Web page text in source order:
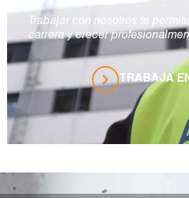
Trabajar con nosotros te
carrera y crecer
TRABAJA